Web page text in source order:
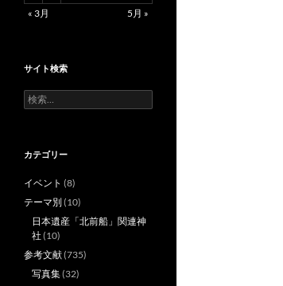
« 3月
5月 »
サイト検索
検
索:
カテゴリー
イベント (8)
テーマ別 (10)
日本遺産「北前船」関連神
社 (10)
参考文献(735)
写真集(32)